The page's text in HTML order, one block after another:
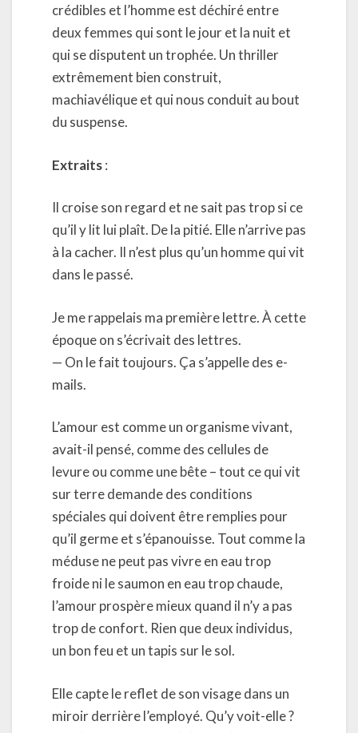
crédibles et l’homme est déchiré entre
deux femmes qui sont le jour et la nuit et
qui se disputent un trophée. Un thriller
extrêmement bien construit,
machiavélique et qui nous conduit au bout
du suspense.
Extraits:
Il croise son regard et ne sait pas trop si ce
qu’il y lit lui plaît. De la pitié. Elle n’arrive pas
à la cacher. Il n’est plus qu’un homme qui vit
dans le passé.
Je me rappelais ma première lettre. À cette
époque on s’écrivait des lettres.
— On le fait toujours. Ça s’appelle des e-
mails.
L’amour est comme un organisme vivant,
avait-il pensé, comme des cellules de
levure ou comme une bête – tout ce qui vit
sur terre demande des conditions
spéciales qui doivent être remplies pour
qu’il germe et s’épanouisse. Tout comme la
méduse ne peut pas vivre en eau trop
froide ni le saumon en eau trop chaude,
l’amour prospère mieux quand il n’y a pas
trop de confort. Rien que deux individus,
un bon feu et un tapis sur le sol.
Elle capte le reflet de son visage dans un
miroir derrière l’employé. Qu’y voit-elle ?